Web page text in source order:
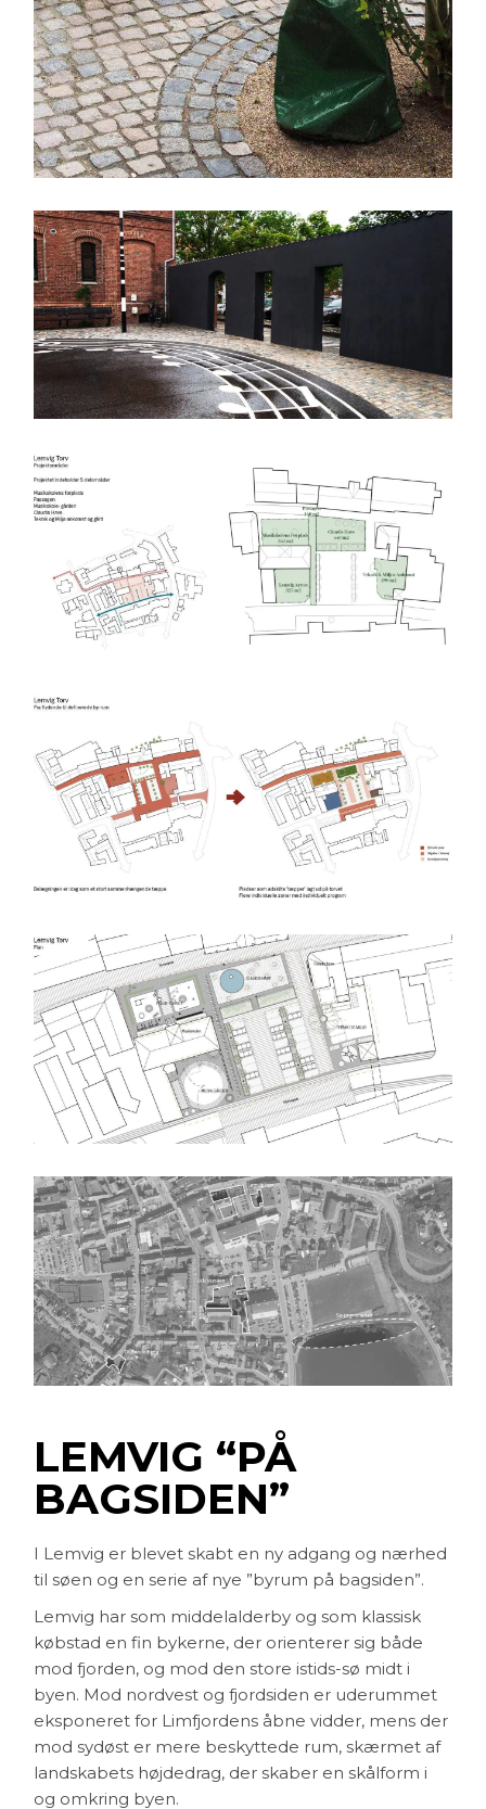
LEMVIG “PÅ
BAGSIDEN”
I Lemvig er blevet skabt en ny adgang og nærhed
til søen og en serie af nye ”byrum på bagsiden”.
Lemvig har som middelalderby og som klassisk
købstad en fin bykerne, der orienterer sig både
mod fjorden, og mod den store istids-sø midt i
byen. Mod nordvest og fjordsiden er uderummet
eksponeret for Limfjordens åbne vidder, mens der
mod sydøst er mere beskyttede rum, skærmet af
landskabets højdedrag, der skaber en skålform i
og omkring byen.